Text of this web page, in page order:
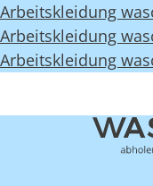
Arbeitskleidung
Arbeitskleidung
Arbeitskleidung